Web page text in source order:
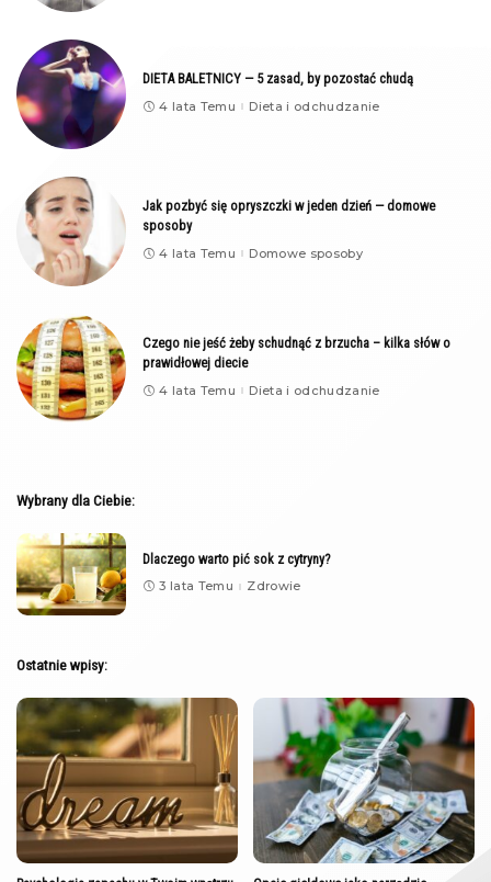
DIETA BALETNICY — 5 zasad, by pozostać chudą
4 lata Temu Dieta i odchudzanie
Jak pozbyć się opryszczki w jeden dzień — domowe
sposoby
4 lata Temu Domowe sposoby
Czego nie jeść żeby schudnąć z brzucha – kilka słów o
prawidłowej diecie
4 lata Temu Dieta i odchudzanie
Wybrany dla Ciebie:
Dlaczego warto pić sok z cytryny?
3 lata Temu Zdrowie
Ostatnie wpisy: